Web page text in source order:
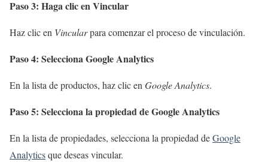
Paso 3: Haga clic en Vincular
Haz clic en Vincularpara comenzar el proceso de vinculación.
Paso 4: Selecciona Google Analytics
En la lista de productos, haz clic en Google Analytics.
Paso 5: Selecciona la propiedad de Google Analytics
En la lista de propiedades, selecciona la propiedad deGoogle
Analyticsque deseas vincular.